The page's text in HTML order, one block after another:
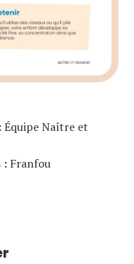
Équipe Naître et
: Franfou